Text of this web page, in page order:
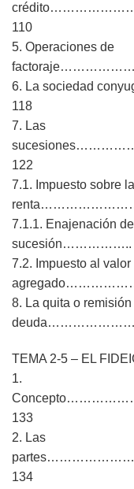
110
5. Operaciones de
6. La sociedad
118
7. Las
122
7.1. Impuesto sobre la
7.1.1. Enajenación
sucesión……………..
7.2. Impuesto al valor
8. La quita o remisión
TEMA 2-5 – EL
1.
133
2. Las
134